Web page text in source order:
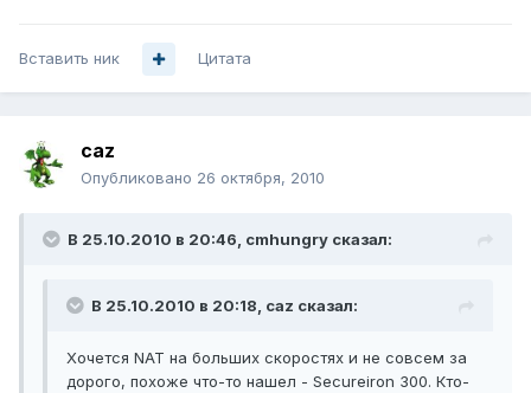
Вставить ник Цитата
caz
Опубликовано 26 октября, 2010
В 25.10.2010 в 20:46, cmhungry сказал:
В 25.10.2010 в 20:18, caz сказал:
Хочется NAT на больших скоростях и не совсем за
дорого, похоже что-то нашел - Secureiron 300. Кто-